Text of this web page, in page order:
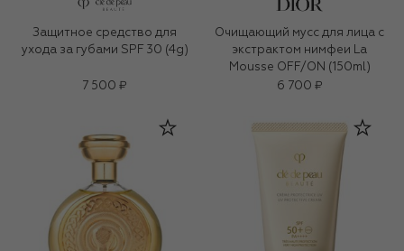
Защитное средство для
ухода за губами SPF 30 (4g)
7 500 ₽
Очищающий мусс для лица с
экстрактом нимфеи La
Mousse OFF/ON (150ml)
6 700 ₽